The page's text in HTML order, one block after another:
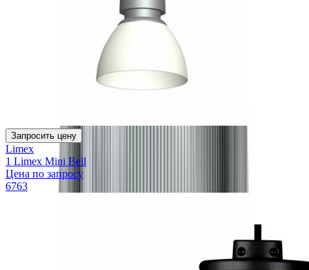
Запросить цену
Limex
1 Limex Mini Bell
Цена по запросу
6763